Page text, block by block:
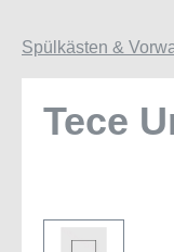
Spülkästen &
Tece
Bildergalerie